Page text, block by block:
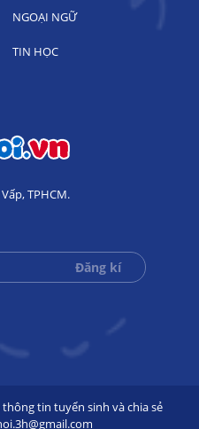
NGOẠI NGỮ
TIN HỌC
TPHCM.
tin tuyển sinh và chia sẻ